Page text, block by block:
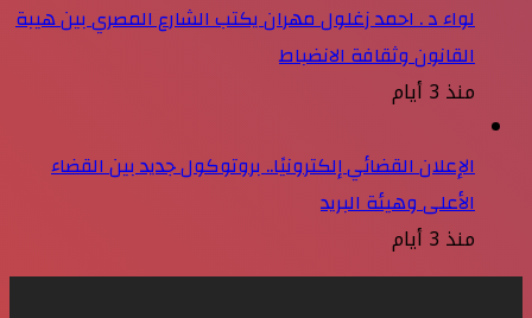
لواء د . احمد زغلول مهران يكتب الشارع المصري بين هيبة
القانون وثقافة الانضباط
منذ 3 أيام
الإعلان القضائي إلكترونيًا.. بروتوكول جديد بين القضاء
الأعلى وهيئة البريد
منذ 3 أيام